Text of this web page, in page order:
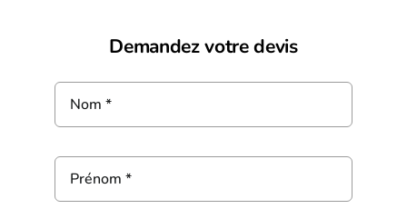
Demandez votre devis